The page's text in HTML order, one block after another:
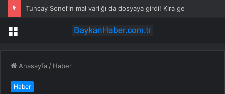
Menü
Anasayfa / Haber
Haber